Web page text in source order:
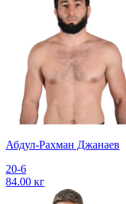
Абдул-Рахман Джанаев
20-6
84.00 кг